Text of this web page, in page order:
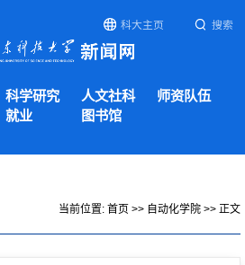
科大主页 搜索
科学研究 人文社科
师资队伍
就业 图书馆
当前位置: 首页 >> 自动化学院 >> 正文